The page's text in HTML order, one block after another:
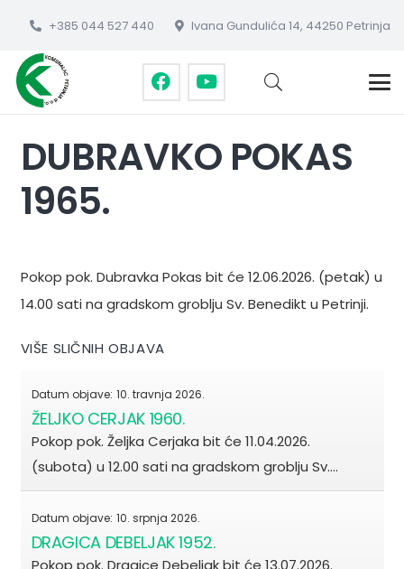
+385 044 527 440 Ivana Gundulića 14, 44250 Petrinja
DUBRAVKO POKAS
1965.
Pokop pok. Dubravka Pokas bit će 12.06.2026. (petak) u
14.00 sati na gradskom groblju Sv. Benedikt u Petrinji.
VIŠE SLIČNIH OBJAVA
Datum objave: 10. travnja 2026.
ŽELJKO CERJAK 1960.
Pokop pok. Željka Cerjaka bit će 11.04.2026.
(subota) u 12.00 sati na gradskom groblju Sv.…
Datum objave: 10. srpnja 2026.
DRAGICA DEBELJAK 1952.
Pokop pok. Dragice Debeljak bit će 13.07.2026.